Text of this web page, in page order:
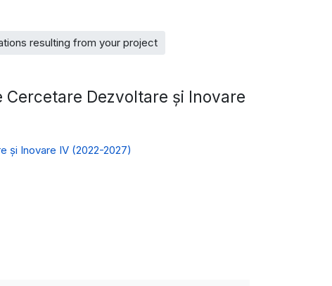
resulting from your project
Dezvoltare și Inovare
și Inovare IV (2022-2027)